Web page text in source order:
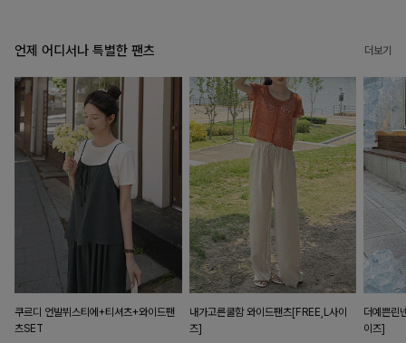
언제 어디서나 특별한 팬츠 더보기
쿠르디 언발뷔스티에+티셔츠+와이드팬
츠SET
내가고른쿨함 와이드팬츠[FREE,L사이
즈]
더예쁜린
이즈]